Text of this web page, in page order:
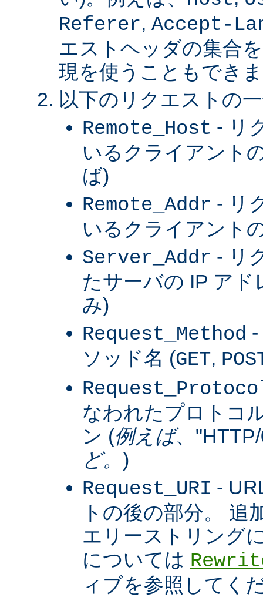
Referer, Accept-
エストヘッダの集合
現を使うこともでき
以下のリクエストの
Remote_Host - リ
いるクライアント
ば)
Remote_Addr - リ
いるクライアント
Server_Addr - リ
たサーバの IP アド
み)
Request_Method
ソッド名 (GET,
なわれたプロトコ
ン (例えば、
ど。 )
Request_URI -
トの後の部分。 追
エリーストリング
については
ィブを参照してく